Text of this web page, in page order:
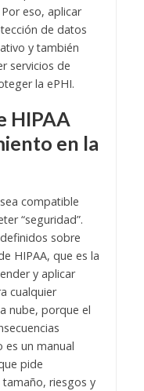
eso, aplicar
de datos
y también
servicios de
la ePHI.
HIPAA
en la
compatible
“seguridad”.
sobre
HIPAA, que es la
y aplicar
cualquier
nube, porque el
es un manual
pide
riesgos y